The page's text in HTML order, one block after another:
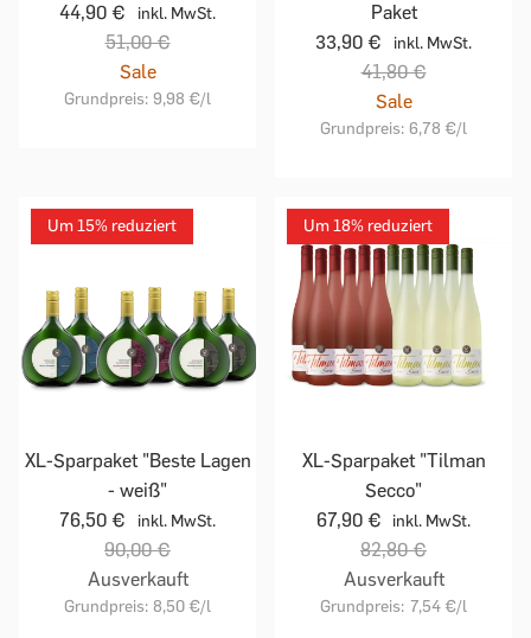
44,90 € inkl. MwSt.
51,00 €
Sale
Grundpreis: 9,98 €/l
Paket
33,90 €
inkl. MwSt.
41,80 €
Sale
Grundpreis: 6,78 €/l
Um 15% reduziert
XL-Sparpaket "Beste Lagen
- weiß"
76,50 €
inkl. MwSt.
90,00 €
Ausverkauft
Grundpreis: 8,50 €/l
Um 18% reduziert
XL-Sparpaket "Tilman
Secco"
67,90 €
inkl. MwSt.
82,80 €
Ausverkauft
Grundpreis: 7,54 €/l